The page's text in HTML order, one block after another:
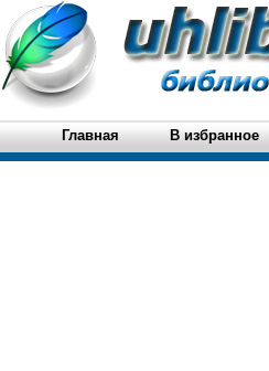
Главная В избранное